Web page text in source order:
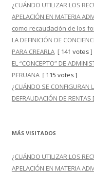
¿CUÁNDO UTILIZAR LOS
APELACIÓN EN MATERIA
como recaudación de los
LA DEFINICIÓN DE
PARA CREARLA [ 141 votes ]
EL “CONCEPTO” DE
PERUANA [ 115 votes ]
¿CUÁNDO SE CONFIGURAN
DEFRAUDACIÓN DE RENTAS
MÁS VISITADOS
¿CUÁNDO UTILIZAR LOS
APELACIÓN EN MATERIA